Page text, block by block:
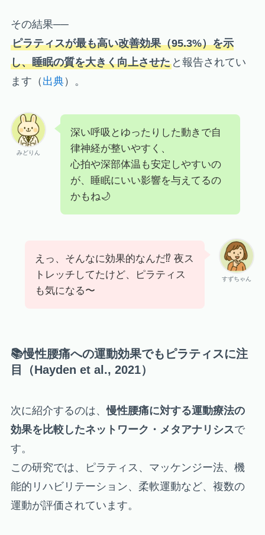
その結果──
ピラティスが最も高い改善効果（95.3%）を示
し、睡眠の質を大きく向上させたと報告されてい
ます（ 出典）。
みどりん
深い呼吸とゆったりした動きで自
律神経が整いやすく、
心拍や深部体温も安定しやすいの
が、睡眠にいい影響を与えてるの
かもね🌙
すずちゃん
えっ、そんなに効果的なんだ⁉ 夜ス
トレッチしてたけど、ピラティス
も気になる〜
📚慢性腰痛への運動効果でもピラティスに注
目（Hayden et al., 2021）
次に紹介するのは、慢性腰痛に対する運動療法の
効果を比較したネットワーク・メタアナリシスで
す。
この研究では、ピラティス、マッケンジー法、機
能的リハビリテーション、柔軟運動など、複数の
運動が評価されています。